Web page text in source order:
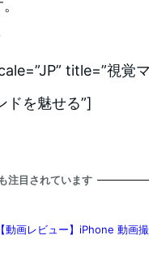
title=”視覚
ドを魅せる”]
注目されています
画レビュー】iPhone 動画